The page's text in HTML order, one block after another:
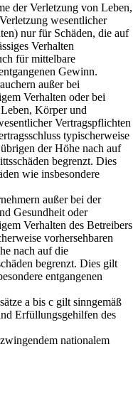
der Verletzung von Leben,
wesentlicher
nur für Schäden, die auf
Verhalten
für mittelbare
Gewinn.
außer bei
Verhalten oder bei
Körper und
Vertragspflichten
typischerweise
der Höhe nach auf
begrenzt. Dies
wie insbesondere
außer bei der
Gesundheit oder
Verhalten des Betreibers
vorhersehbaren
nach auf die
begrenzt. Dies gilt
entgangenen
a bis c gilt sinngemäß
Erfüllungsgehilfen des
nationalem